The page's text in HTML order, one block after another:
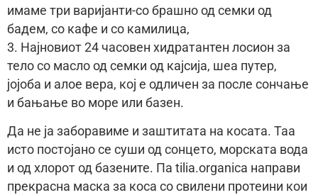
имаме три варијанти-со брашно од семки од
бадем, со кафе и со камилица,
3. Најновиот 24 часовен хидратантен лосион за
тело со масло од семки од кајсија, шеа путер,
јојоба и алое вера, кој е одличен за после сончање
и бањање во море или базен.
Да не ја заборавиме и заштитата на косата. Таа
исто постојано се суши од сонцето, морската вода
и од хлорот од базените. Па tilia.organica направи
прекрасна маска за коса со свилени протеини кои